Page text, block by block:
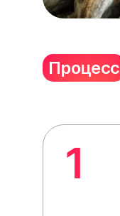
Процесс
1